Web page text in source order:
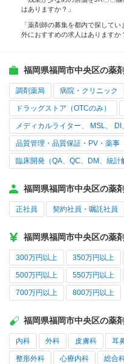
はありますか？」
「薬剤師の募集を都内で探して
外におすすめの求人はありますか
福岡県福岡市中央区の薬
調剤薬局 病院・クリニック
ドラッグストア（OTCのみ）
メディカルライター、 MSL、 DI
品質管理・品質保証・PV・薬事
臨床開発（QA、QC、DM、統計
福岡県福岡市中央区の薬
正社員 契約社員・嘱託社員
福岡県福岡市中央区の薬
300万円以上 350万円以上
500万円以上 550万円以上
700万円以上 800万円以上
福岡県福岡市中央区の薬
内科 外科 皮膚科 耳
整形外科 心療内科 総合